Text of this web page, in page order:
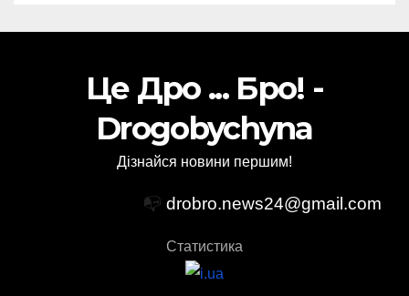
Це Дро ... Бро! -
Drogobychyna
Дізнайся новини першим!
📭 drobro.news24@gmail.com
Статистика